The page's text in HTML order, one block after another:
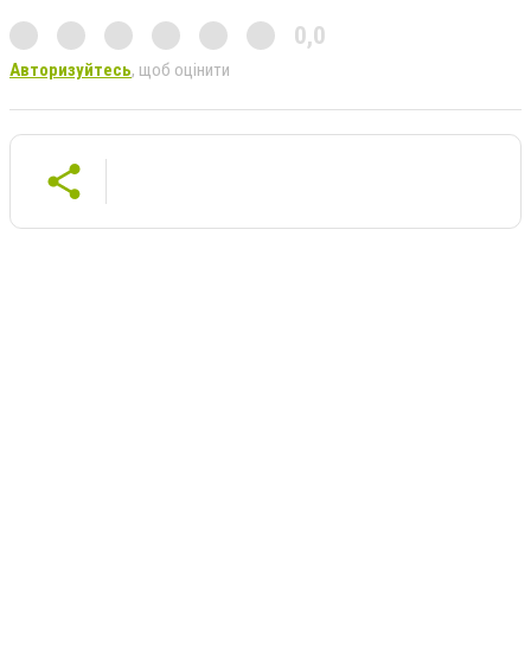
0,0
Авторизуйтесь, щоб оцінити